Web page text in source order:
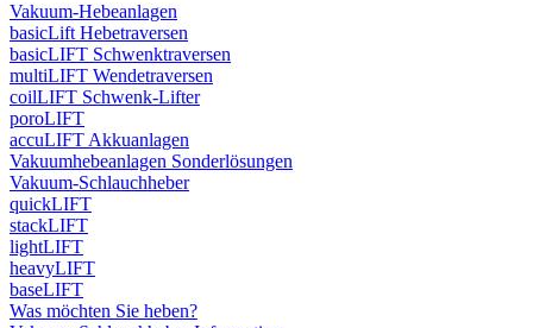
Vakuum-Hebeanlagen
basicLift Hebetraversen
basicLIFT Schwenktraversen
multiLIFT Wendetraversen
coilLIFT Schwenk-Lifter
poroLIFT
accuLIFT Akkuanlagen
Vakuumhebeanlagen Sonderlösungen
Vakuum-Schlauchheber
quickLIFT
stackLIFT
lightLIFT
heavyLIFT
baseLIFT
Was möchten Sie heben?